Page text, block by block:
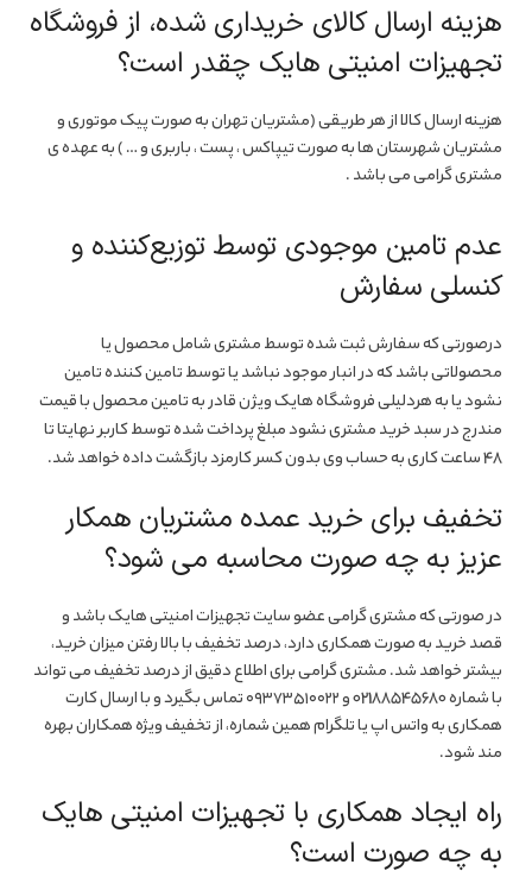
هزینه ارسال کالای خریداری شده، از فروشگاه
تجهیزات امنیتی هایک چقدر است؟
هزینه ارسال کالا از هر طریقی (مشتریان تهران به صورت پیک موتوری و
مشتریان شهرستان ها به صورت تیپاکس ، پست ، باربری و … ) به عهده ی
مشتری گرامی می باشد .
عدم تامین موجودی توسط توزیع‌کننده و
کنسلی سفارش
درصورتی که سفارش ثبت شده توسط مشتری شامل محصول یا
محصولاتی باشد که در انبار موجود نباشد یا توسط تامین کننده تامین
نشود یا به هردلیلی فروشگاه هایک ویژن قادر به تامین محصول با قیمت
مندرج در سبد خرید مشتری نشود مبلغ پرداخت شده توسط کاربر نهایتا تا
48 ساعت کاری به حساب وی بدون کسر کارمزد بازگشت داده خواهد شد.
تخفیف برای خرید عمده مشتریان همکار
عزیز به چه صورت محاسبه می شود؟
در صورتی که مشتری گرامی عضو سایت تجهیزات امنیتی هایک باشد و
قصد خرید به صورت همکاری دارد، درصد تخفیف با بالا رفتن میزان خرید،
بیشتر خواهد شد. مشتری گرامی برای اطلاع دقیق از درصد تخفیف می تواند
با شماره 02188545680 و ۰۹۳۷۳۵۱۰۰۲۲ تماس بگیرد و با ارسال کارت
همکاری به واتس اپ یا تلگرام همین شماره، از تخفیف ویژه همکاران بهره
مند شود.
راه ایجاد همکاری با تجهیزات امنیتی هایک
به چه صورت است؟